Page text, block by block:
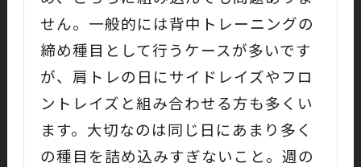
せん。一般的には背中トレーニングの
締め種目として行うケースが多いです
が、肩トレの日にサイドレイズやフロ
ントレイズと組み合わせる方も多くい
ます。大切なのは同じ日にあまり多く
の種目を詰め込みすぎないこと。週の